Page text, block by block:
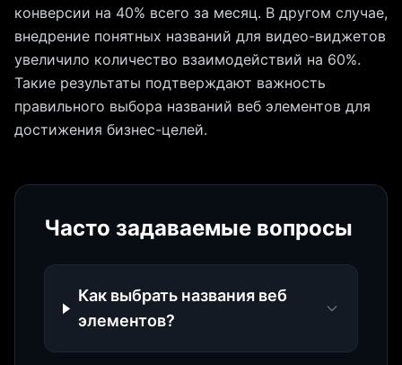
конверсии на 40% всего за месяц. В другом случае,
внедрение понятных названий для видео-виджетов
увеличило количество взаимодействий на 60%.
Такие результаты подтверждают важность
правильного выбора названий веб элементов для
достижения бизнес-целей.
Часто задаваемые вопросы
Как выбрать названия веб
элементов?